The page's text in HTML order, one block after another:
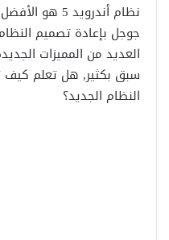
نظام
جوجل بإعادة تصميم
العديد من المميزات
سبق بكثير, هل تعلم كيف
النظام الجديد؟